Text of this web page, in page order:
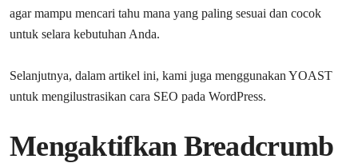
agar mampu mencari tahu mana yang paling sesuai dan cocok
untuk selara kebutuhan Anda.
Selanjutnya, dalam artikel ini, kami juga menggunakan YOAST
untuk mengilustrasikan cara SEO pada WordPress.
Mengaktifkan Breadcrumb